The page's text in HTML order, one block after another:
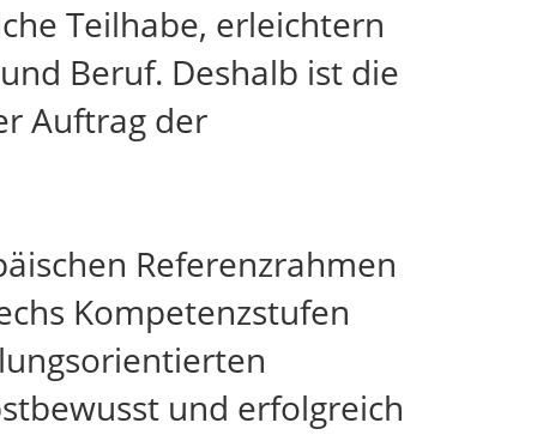
Teilhabe, erleichtern
Beruf. Deshalb ist die
Auftrag der
Referenzrahmen
Kompetenzstufen
und erfolgreich